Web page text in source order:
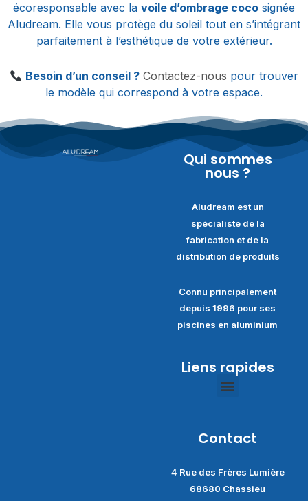
écoresponsable avec la voile d’ombrage coco signée
Aludream. Elle vous protège du soleil tout en s’intégrant
parfaitement à l’esthétique de votre extérieur.
Besoin d’un conseil ? Contactez-nous pour trouver
le modèle qui correspond à votre espace.
Qui sommes
nous ?
Aludream est un
spécialiste de la
fabrication et de la
distribution de produits
Connu principalement
depuis 1996 pour ses
piscines en aluminium
Liens rapides
Contact
4 Rue des Frères Lumière
68680 Chassieu